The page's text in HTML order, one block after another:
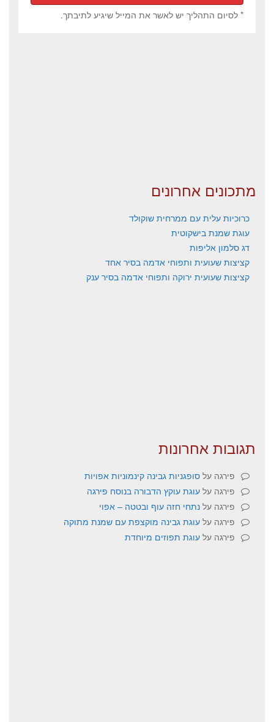
* לסיום התהליך יש לאשר את המייל שיגיע לתיבתך.
מתכונים אחרונים
כרוכיות עלית עם ממרחית שוקולד
עוגת שמנת בישקוטית
דג סלמון אליפות
קציצות שעועית ותפוחי אדמה בסיר אחד
קציצות שעועית ירוקה ותפוחי אדמה בסיר ענק
תגובות אחרונות
פירגה על סופגניות גבינה קינמוניות אפויות
פירגה על עוגת עוקץ הדבורה בנוסח פירגה
פירגה על נתחי חזה עוף ובטטה – אפוי
פירגה על עוגת גבינה מוקצפת עם שמנת מתוקה
פירגה על עוגת תפוזים מיוחדת